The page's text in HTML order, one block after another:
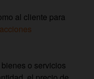
al cliente para
o servicios